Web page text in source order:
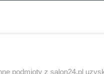
tłumaczenie, że nie
Wiedząc, że PiS
senackie
DWA lata, w tym
podmioty z salon24.pl